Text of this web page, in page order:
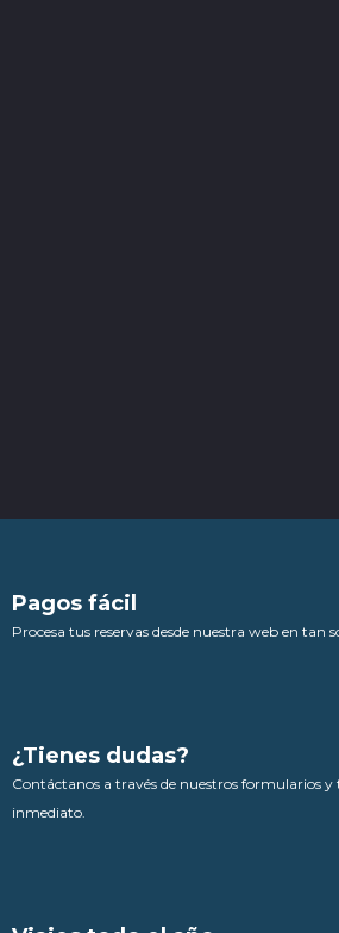
Pagos fácil
Procesa tus reservas desde nuestra web en tan
¿Tienes dudas?
Contáctanos a través de nuestros formularios y
inmediato.